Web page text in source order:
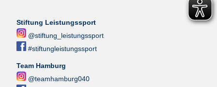
Stiftung Leistungssport
@stiftung_leistungssport
#stiftungleistungssport
Team Hamburg
@teamhamburg040